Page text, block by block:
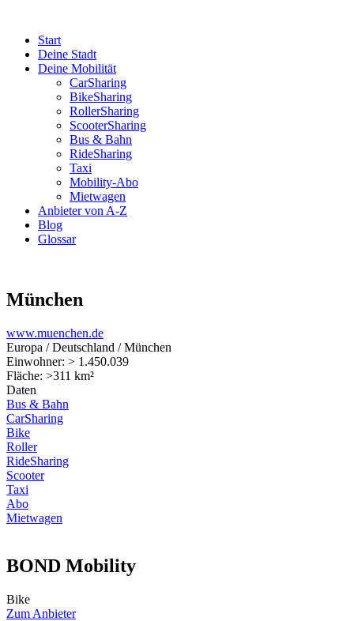
Start
Deine Stadt
Deine Mobilität
CarSharing
BikeSharing
RollerSharing
ScooterSharing
Bus & Bahn
RideSharing
Taxi
Mobility-Abo
Mietwagen
Anbieter von A-Z
Blog
Glossar
München
www.muenchen.de
Europa / Deutschland / München
Einwohner: > 1.450.039
Fläche: >311 km²
Daten
Bus & Bahn
CarSharing
Bike
Roller
RideSharing
Scooter
Taxi
Abo
Mietwagen
BOND Mobility
Bike
Zum Anbieter